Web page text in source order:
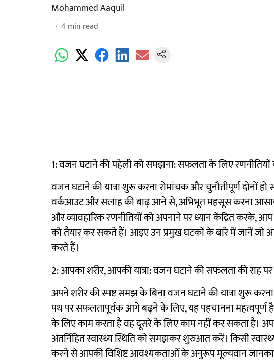
Mohammed Aaquil
4 min read
1: वजन घटाने की पहेली को समझना: सफलता के लिए
वजन घटाने की यात्रा शुरू करना रोमांचक और चुनौतीपूर्ण दोनों
वर्कआउट और सलाह की बाढ़ आने से, अभिभूत महसूस करना
और व्यावहारिक रणनीतियों को अपनाने पर ध्यान केंद्रित करके,
को तैयार कर सकते हैं। आइए उन प्रमुख घटकों के बारे में जानें जो
करते हैं।
2: आपका शरीर, आपकी यात्रा: वजन घटाने की सफलता की राह
अपने शरीर की स्पष्ट समझ के बिना वजन घटाने की यात्रा शुरू
पथ पर सफलतापूर्वक आगे बढ़ने के लिए, यह पहचानना महत्वपूर्ण है
के लिए काम करता है वह दूसरे के लिए काम नहीं कर सकता है।
अंतर्निहित स्वास्थ्य स्थिति को समझकर शुरुआत करें। किसी
करने से आपकी विशिष्ट आवश्यकताओं के अनुरूप मूल्यवान